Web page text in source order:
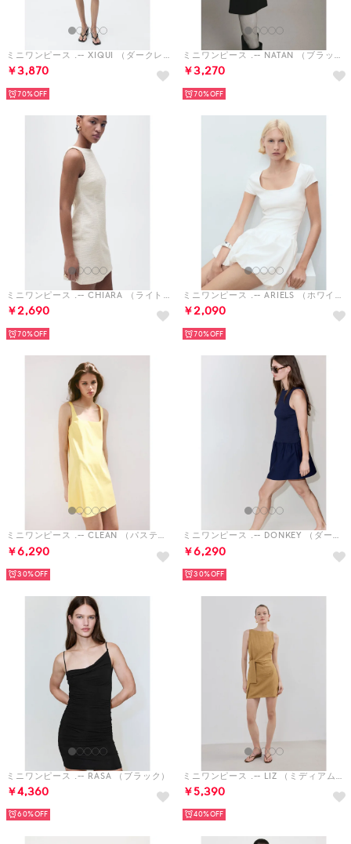
ミニワンピース .-- XIQUI （ダークレッド）
￥3,870
70%
ミニワンピース .-- NATAN （ブラック）
￥3,270
70%
ミニワンピース .-- CHIARA （ライトベージュ）
￥2,690
70%
ミニワンピース .-- ARIELS （ホワイト）
￥2,090
70%
ミニワンピース .-- CLEAN （パステルイエロー）
￥6,290
30%
ミニワンピース .-- DONKEY （ダークブルー）
￥6,290
30%
ミニワンピース .-- RASA （ブラック）
￥4,360
60%
ミニワンピース .-- LIZ （ミディアムブラウン）
￥5,390
40%